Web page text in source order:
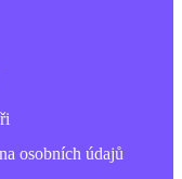
osobních údajů